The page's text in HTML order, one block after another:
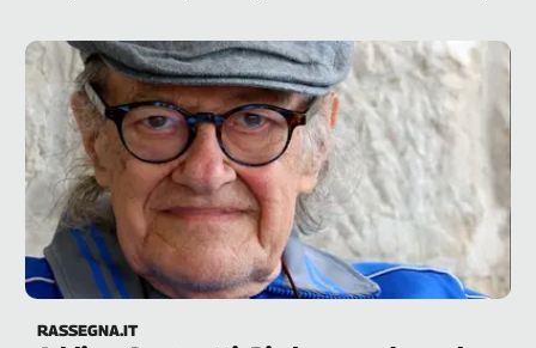
successivi
RASSEGNA.IT